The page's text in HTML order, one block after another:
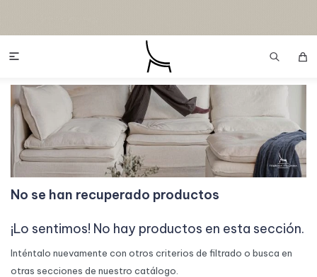

No se han recuperado productos
¡Lo sentimos! No hay productos en esta sección.
Inténtalo nuevamente con otros criterios de filtrado o busca en
otras secciones de nuestro catálogo.